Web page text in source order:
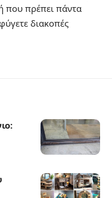
που πρέπει πάντα
διακοπές